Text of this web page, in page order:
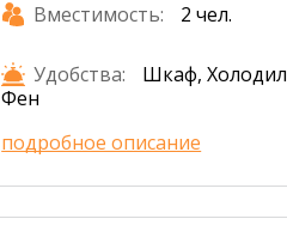
Вместимость: 2 чел.
Удобства:
Шкаф,
Фен
подробное описание